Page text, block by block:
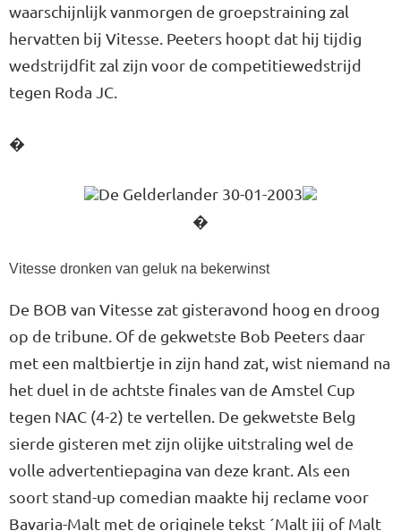
waarschijnlijk vanmorgen de groepstraining zal
hervatten bij Vitesse. Peeters hoopt dat hij tijdig
wedstrijdfit zal zijn voor de competitiewedstrijd
tegen Roda JC.
�
De Gelderlander 30-01-2003
�
Vitesse dronken van geluk na bekerwinst
De BOB van Vitesse zat gisteravond hoog en droog
op de tribune. Of de gekwetste Bob Peeters daar
met een maltbiertje in zijn hand zat, wist niemand na
het duel in de achtste finales van de Amstel Cup
tegen NAC (4-2) te vertellen. De gekwetste Belg
sierde gisteren met zijn olijke uitstraling wel de
volle advertentiepagina van deze krant. Als een
soort stand-up comedian maakte hij reclame voor
Bavaria-Malt met de originele tekst ´Malt jij of Malt